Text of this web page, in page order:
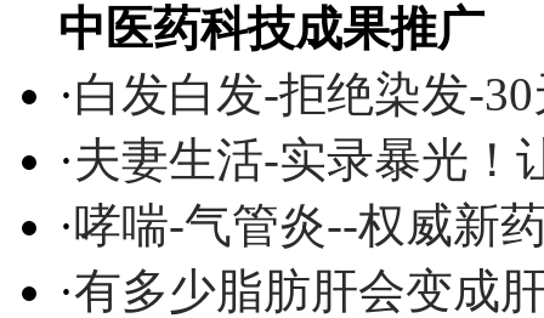
中医药科技成果推广
·白发白发-拒绝染发-
·夫妻生活-实录暴光！
·哮喘-气管炎--权威新
·有多少脂肪肝会变成